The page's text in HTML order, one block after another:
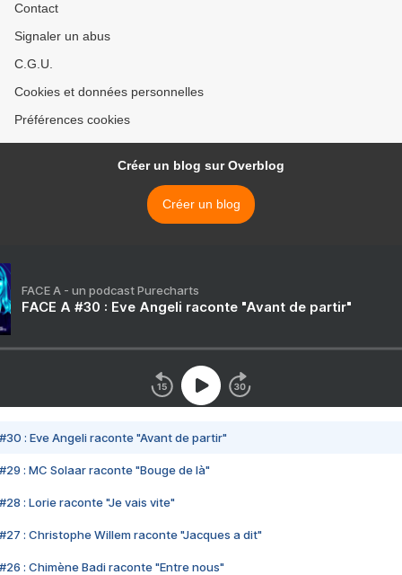
Contact
Signaler un abus
C.G.U.
Cookies et données personnelles
Préférences cookies
Créer un blog sur Overblog
Créer un blog
FACE A - un podcast Purecharts
FACE A #30 : Eve Angeli raconte "Avant de partir"
#30 : Eve Angeli raconte "Avant de partir"
#29 : MC Solaar raconte "Bouge de là"
#28 : Lorie raconte "Je vais vite"
#27 : Christophe Willem raconte "Jacques a dit"
#26 : Chimène Badi raconte "Entre nous"